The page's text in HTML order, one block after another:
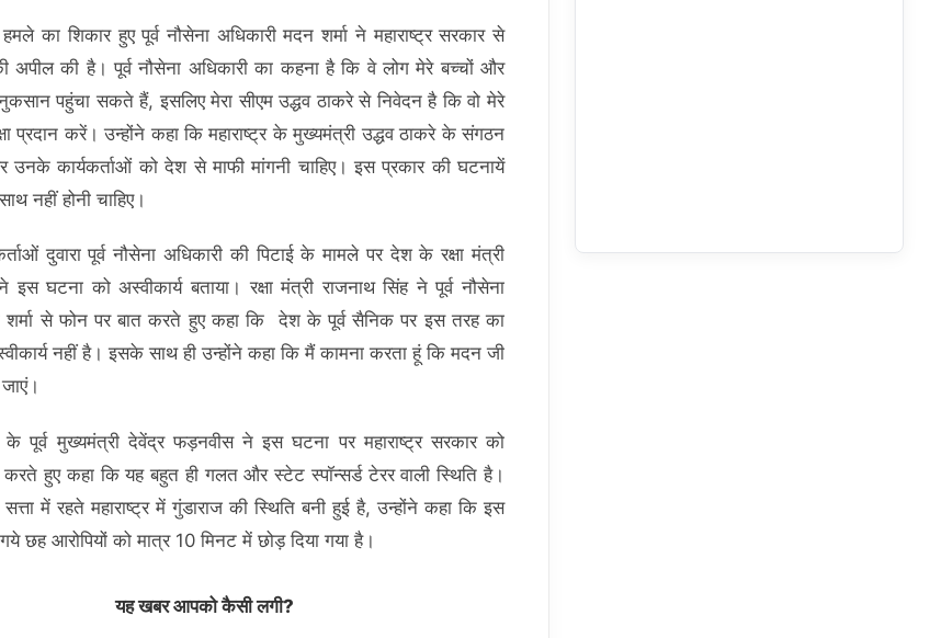
का शिकार हुए पूर्व नौसेना अधिकारी मदन शर्मा ने महाराष्‍ट्र सरकार से
अपील की है। पूर्व नौसेना अधिकारी का कहना है कि वे लोग मेरे बच्चों और
नुकसान पहुंचा सकते हैं, इसलिए मेरा सीएम उद्धव ठाकरे से निवेदन है कि वो मेरे
प्रदान करें। उन्होंने कहा कि महाराष्ट्र के मुख्‍यमंत्री उद्धव ठाकरे के संगठन
उनके कार्यकर्ताओं को देश से माफी मांगनी चाहिए। इस प्रकार की घटनायें
नहीं होनी चाहिए।
दुवारा पूर्व नौसेना अधिकारी की पिटाई के मामले पर देश के रक्षा मंत्री
इस घटना को अस्वीकार्य बताया। रक्षा मंत्री राजनाथ सिंह ने पूर्व नौसेना
शर्मा से फोन पर बात करते हुए कहा कि देश के पूर्व सैनिक पर इस तरह का
नहीं है। इसके साथ ही उन्होंने कहा कि मैं कामना करता हूं कि मदन जी
के पूर्व मुख्यमंत्री देवेंद्र फड़नवीस ने इस घटना पर महाराष्ट्र सरकार को
हुए कहा कि यह बहुत ही गलत और स्टेट स्पॉन्सर्ड टेरर वाली स्थिति है।
में रहते महाराष्ट्र में गुंडाराज की स्थिति बनी हुई है, उन्होंने कहा कि इस
छह आरोपियों को मात्र 10 मिनट में छोड़ दिया गया है।
यह खबर आपको कैसी लगी?